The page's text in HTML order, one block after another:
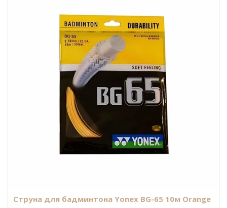
Струна для бадминтона Yonex BG-65 10м Orange